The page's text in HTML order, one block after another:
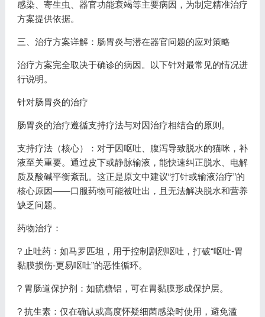
感染、寄生虫、器官功能衰竭等主要病因，为制定精准治疗
方案提供依据。
三、治疗方案详解：肠胃炎与潜在器官问题的应对策略
治疗方案完全取决于确诊的病因。以下针对最常见的情况进
行说明。
针对肠胃炎的治疗
肠胃炎的治疗遵循支持疗法与对因治疗相结合的原则。
支持疗法（核心）：对于因呕吐、腹泻导致脱水的猫咪，补
液至关重要。通过皮下或静脉输液，能快速纠正脱水、电解
质及酸碱平衡紊乱。这正是原文中建议“打针或输液治疗”的
核心原因——口服药物可能被吐出，且无法解决脱水和营养
缺乏问题。
药物治疗：
? 止吐药：如马罗匹坦，用于控制剧烈呕吐，打破“呕吐-胃
黏膜损伤-更易呕吐”的恶性循环。
? 胃肠道保护剂：如硫糖铝，可在胃黏膜形成保护层。
? 抗生素：仅在确认或高度怀疑细菌感染时使用，避免滥